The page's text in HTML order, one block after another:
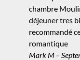
chambre
déjeuner tres
recommandé
romantique
Mark M –